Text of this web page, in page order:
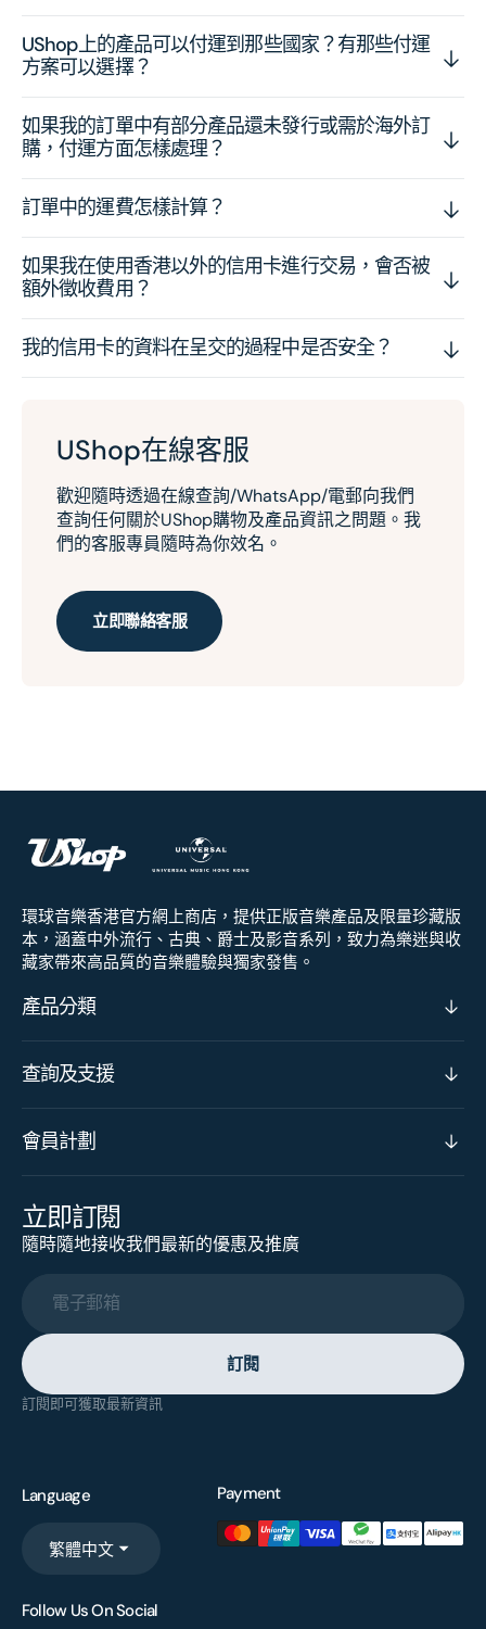
UShop上的產品可以付運到那些國家？有那些付運
方案可以選擇？
如果我的訂單中有部分產品還未發行或需於海外訂
購，付運方面怎樣處理？
訂單中的運費怎樣計算？
如果我在使用香港以外的信用卡進行交易，會否被
額外徵收費用？
我的信用卡的資料在呈交的過程中是否安全？
UShop在線客服
歡迎隨時透過在線查詢/WhatsApp/電郵向我們
查詢任何關於UShop購物及產品資訊之問題。我
們的客服專員隨時為你效名。
立即聯絡客服
環球音樂香港官方網上商店，提供正版音樂產品及限量珍藏版
本，涵蓋中外流行、古典、爵士及影音系列，致力為樂迷與收
藏家帶來高品質的音樂體驗與獨家發售。
產品分類
查詢及支援
會員計劃
立即訂閱
隨時隨地接收我們最新的優惠及推廣
電子郵箱
訂閱
訂閱即可獲取最新資訊
Language
繁體中文
Payment
Follow Us On Social